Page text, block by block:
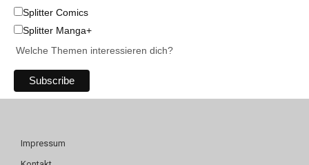
Splitter Comics
Splitter Manga+
Welche Themen interessieren dich?
Impressum